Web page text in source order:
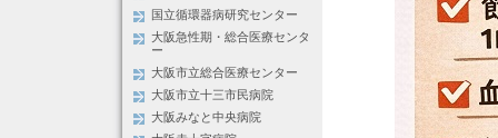
国立循環器病研究センター
大阪急性期・総合医療センタ
ー
大阪市立総合医療センター
大阪市立十三市民病院
大阪みなと中央病院